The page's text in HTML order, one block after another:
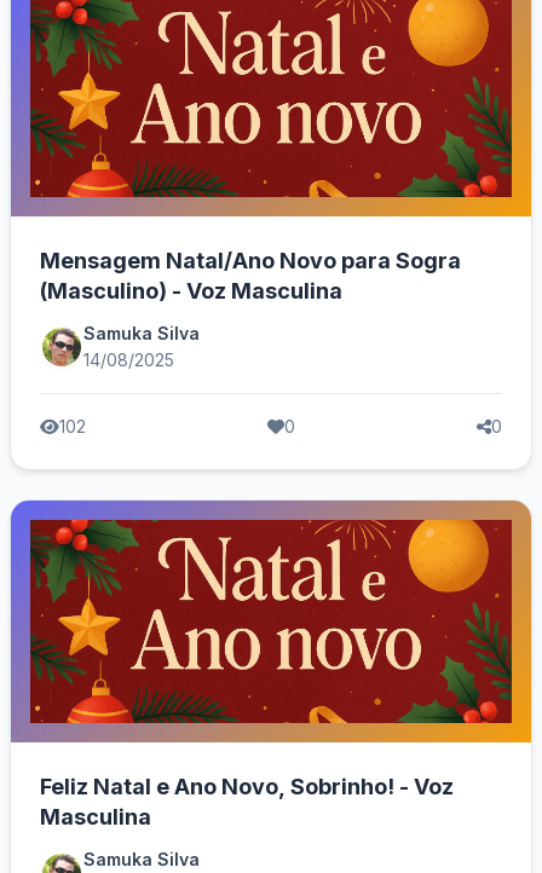
Mensagem Natal/Ano Novo para Sogra
(Masculino) - Voz Masculina
Samuka Silva
14/08/2025
102 0 0
Feliz Natal e Ano Novo, Sobrinho! - Voz
Masculina
Samuka Silva